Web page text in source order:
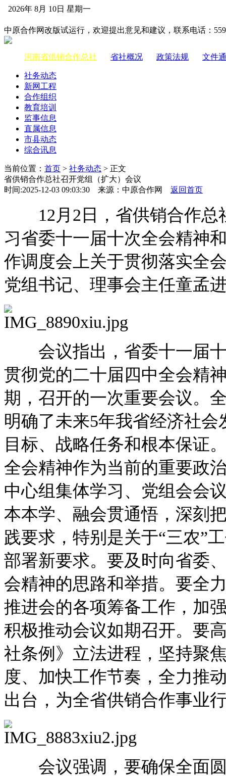
2026年 8月 10日 星期一
中原合作网改版试运行，欢迎提出意见和建议，联系电话：
河南省供销合作总社 省社概况 政策法规 文件
社务动态
新网工程
合作组织
教育培训
监事信息
直属信息
市县动态
综合讯息
当前位置： 首页 > 社务动态 > 正文
省供销合作总社召开党组（扩大）会议
时间:2025-12-03 09:03:30 来源：中原合作网 返回首页
12月2日，省供销合作总
习省委十一届十次全会精神
作调度会上关于贯彻落实全
党组书记、理事会主任童孟
会议指出，省委十一届十
贯彻党的二十届四中全会精
期，召开的一次重要会议。
明确了未来5年我省经济社
目标、战略任务和根本保证
全会精神作为当前的重要政
中心组集体学习、党组会会
本本学、融会贯通悟，深刻
践要求，特别是关于“三农”
部署新要求。要及时向省委
会精神的思路和举措。要全
推进会的各项筹备工作，加
积极推动会议如期召开。要
社条例》立法进程，坚持聚
度、加快工作节奏，全力推
出台，为全省供销合作事业
会议强调，要确保全面圆